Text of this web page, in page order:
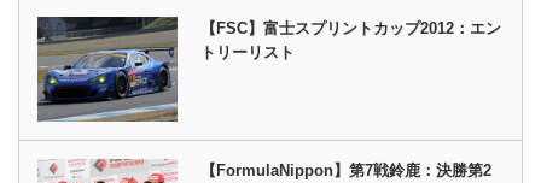
【FSC】富士スプリントカップ2012：エン
トリーリスト
【FormulaNippon】第7戦鈴鹿：決勝第2